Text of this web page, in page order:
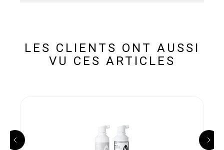
LES CLIENTS ONT AUSSI
VU CES ARTICLES